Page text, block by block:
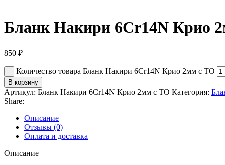
Бланк Накири 6Cr14N Крио
850 ₽
Количество товара Бланк Накири 6Cr14N Крио 2мм с ТО
В корзину
Артикул: Бланк Накири 6Cr14N Крио 2мм с ТО Категория:
Share:
Описание
Отзывы (0)
Оплата и доставка
Описание